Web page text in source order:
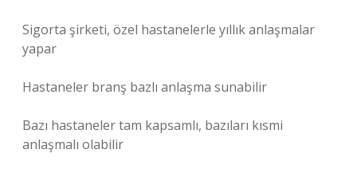
Sigorta şirketi, özel hastanelerle yıllık anlaşmalar
yapar
Hastaneler branş bazlı anlaşma sunabilir
Bazı hastaneler tam kapsamlı, bazıları kısmi
anlaşmalı olabilir